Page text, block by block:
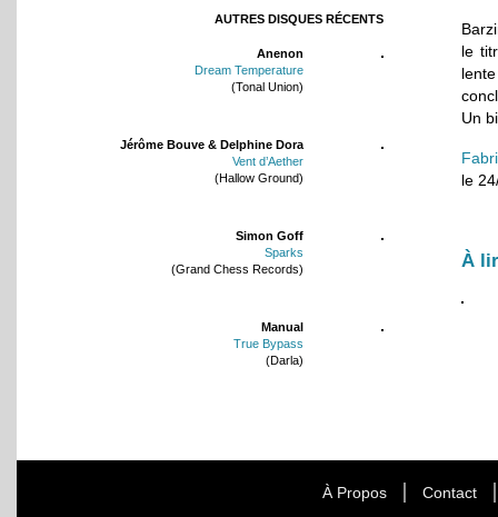
AUTRES DISQUES RÉCENTS
Anenon
Dream Temperature
(Tonal Union)
Jérôme Bouve & Delphine Dora
Vent d’Aether
(Hallow Ground)
Simon Goff
Sparks
(Grand Chess Records)
Manual
True Bypass
(Darla)
le
Un
le
À
À Propos Contact